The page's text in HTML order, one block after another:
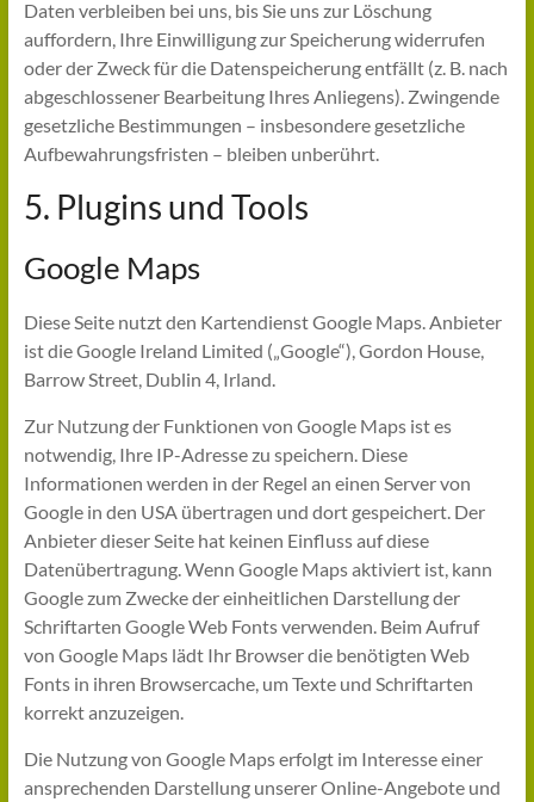
Daten verbleiben bei uns, bis Sie uns zur Löschung
auffordern, Ihre Einwilligung zur Speicherung widerrufen
oder der Zweck für die Datenspeicherung entfällt (z. B. nach
abgeschlossener Bearbeitung Ihres Anliegens). Zwingende
gesetzliche Bestimmungen – insbesondere gesetzliche
Aufbewahrungsfristen – bleiben unberührt.
5. Plugins und Tools
Google Maps
Diese Seite nutzt den Kartendienst Google Maps. Anbieter
ist die Google Ireland Limited („Google“), Gordon House,
Barrow Street, Dublin 4, Irland.
Zur Nutzung der Funktionen von Google Maps ist es
notwendig, Ihre IP-Adresse zu speichern. Diese
Informationen werden in der Regel an einen Server von
Google in den USA übertragen und dort gespeichert. Der
Anbieter dieser Seite hat keinen Einfluss auf diese
Datenübertragung. Wenn Google Maps aktiviert ist, kann
Google zum Zwecke der einheitlichen Darstellung der
Schriftarten Google Web Fonts verwenden. Beim Aufruf
von Google Maps lädt Ihr Browser die benötigten Web
Fonts in ihren Browsercache, um Texte und Schriftarten
korrekt anzuzeigen.
Die Nutzung von Google Maps erfolgt im Interesse einer
ansprechenden Darstellung unserer Online-Angebote und